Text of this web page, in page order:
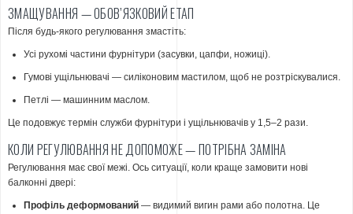
ЗМАЩУВАННЯ — ОБОВ’ЯЗКОВИЙ ЕТАП
Після будь-якого регулювання змастіть:
Усі рухомі частини фурнітури (засувки, цапфи, ножиці).
Гумові ущільнювачі — силіконовим мастилом, щоб не розтріскувалися.
Петлі — машинним маслом.
Це подовжує термін служби фурнітури і ущільнювачів у 1,5–2 рази.
КОЛИ РЕГУЛЮВАННЯ НЕ ДОПОМОЖЕ — ПОТРІБНА ЗАМІНА
Регулювання має свої межі. Ось ситуації, коли краще замовити нові
балконні двері:
Профіль деформований — видимий вигин рами або полотна. Це